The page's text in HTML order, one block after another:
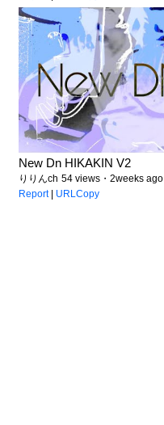
New Dn HIKAKIN V2
りりんch 54 views・2weeks ago
Report| URLCopy